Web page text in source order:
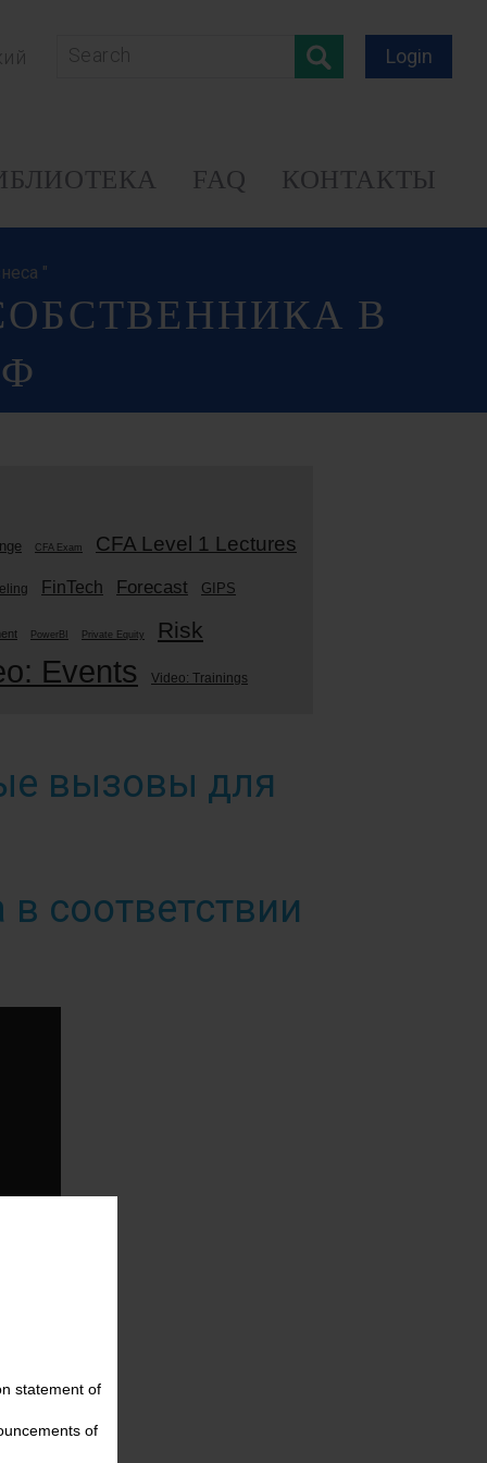
statement of
of
Login
FAQ КОНТАКТЫ
"
В
CFA Exam CFA Level 1 Lectures
FinTech Forecast GIPS
PowerBI Private Equity
Risk
Events Video: Trainings
вызовы для
соответствии